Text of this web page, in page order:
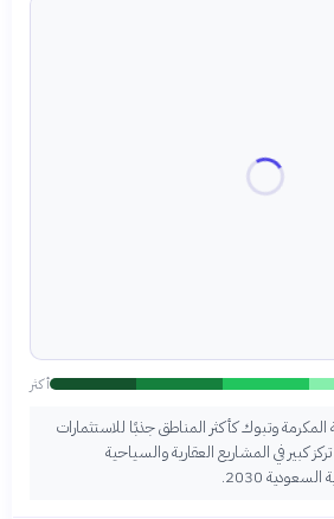
أكثر
وتبوك كأكثر المناطق جذبًا للاستثمارات
كبير في المشاريع العقارية والسياحية
2030.